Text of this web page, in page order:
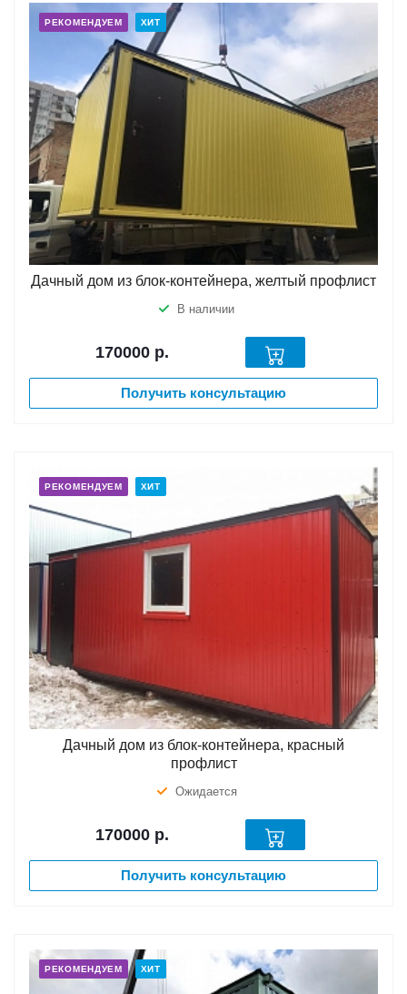
РЕКОМЕНДУЕМ ХИТ
Дачный дом из блок-контейнера, желтый профлист
В наличии
170000 р.
Получить консультацию
РЕКОМЕНДУЕМ ХИТ
Дачный дом из блок-контейнера, красный
профлист
Ожидается
170000 р.
Получить консультацию
РЕКОМЕНДУЕМ ХИТ